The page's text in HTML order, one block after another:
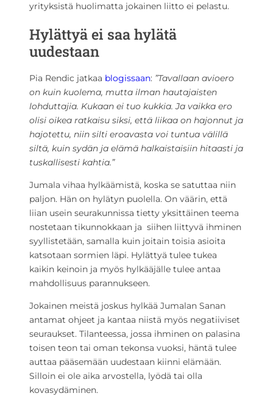
yrityksistä huolimatta jokainen liitto ei pelastu.
Hylättyä ei saa hylätä
uudestaan
Pia Rendic jatkaa blogissaan: ”Tavallaan avioero
on kuin kuolema, mutta ilman hautajaisten
lohduttajia. Kukaan ei tuo kukkia. Ja vaikka ero
olisi oikea ratkaisu siksi, että liikaa on hajonnut ja
hajotettu, niin silti eroavasta voi tuntua välillä
siltä, kuin sydän ja elämä halkaistaisiin hitaasti ja
tuskallisesti kahtia.”
Jumala vihaa hylkäämistä, koska se satuttaa niin
paljon. Hän on hylätyn puolella. On väärin, että
liian usein seurakunnissa tietty yksittäinen teema
nostetaan tikunnokkaan ja siihen liittyvä ihminen
syyllistetään, samalla kuin joitain toisia asioita
katsotaan sormien läpi. Hylättyä tulee tukea
kaikin keinoin ja myös hylkääjälle tulee antaa
mahdollisuus parannukseen.
Jokainen meistä joskus hylkää Jumalan Sanan
antamat ohjeet ja kantaa niistä myös negatiiviset
seuraukset. Tilanteessa, jossa ihminen on palasina
toisen teon tai oman tekonsa vuoksi, häntä tulee
auttaa pääsemään uudestaan kiinni elämään.
Silloin ei ole aika arvostella, lyödä tai olla
kovasydäminen.